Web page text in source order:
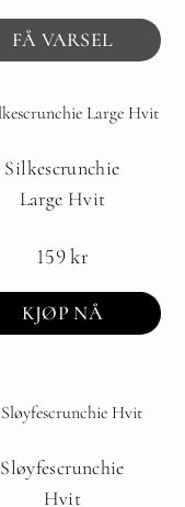
FÅ VARSEL
Silkescrunchie
Large Hvit
159kr
KJØP NÅ
Sløyfescrunchie
Hvit